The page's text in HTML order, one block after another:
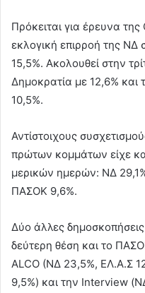
Πρόκειται για έρευνα
εκλογική επιρροή της ΝΔ
15,5%. Ακολουθεί στην
Δημοκρατία με 12,6%
10,5%.
Αντίστοιχους
πρώτων κομμάτων είχε
μερικών ημερών: ΝΔ
ΠΑΣΟΚ 9,6%.
Δύο άλλες
δεύτερη θέση και το
ALCO (ΝΔ 23,5%, ΕΛ.Α.Σ
9,5%) και την Interview